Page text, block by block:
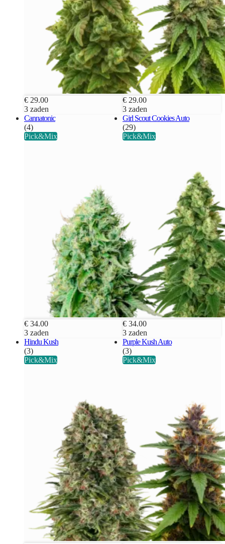
€ 29.00
3 zaden
€ 29.00
3 zaden
Cannatonic
(4)
Pick&Mix
€ 34.00
3 zaden
Girl Scout Cookies Auto
(29)
Pick&Mix
€ 34.00
3 zaden
Hindu Kush
(3)
Pick&Mix
Purple Kush Auto
(3)
Pick&Mix